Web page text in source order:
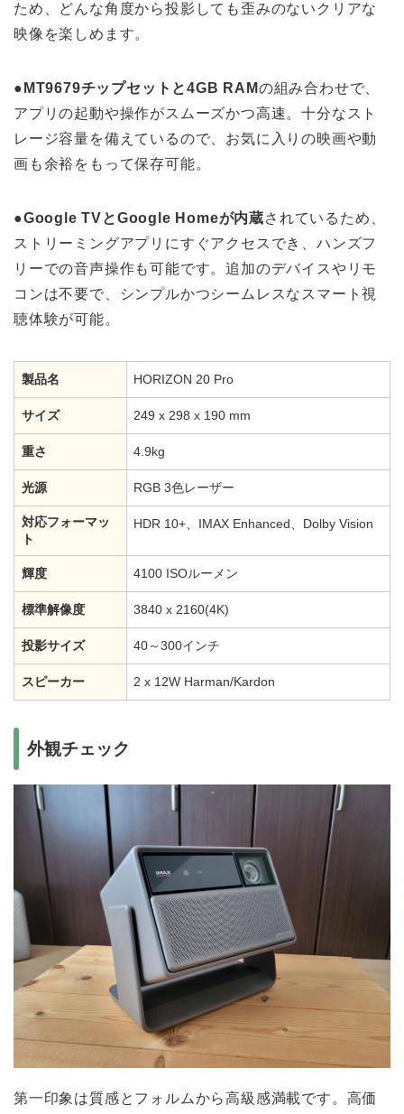
ため、どんな角度から投影しても歪みのないクリアな
映像を楽しめます。
●MT9679チップセットと4GB RAMの組み合わせで、
アプリの起動や操作がスムーズかつ高速。十分なスト
レージ容量を備えているので、お気に入りの映画や動
画も余裕をもって保存可能。
●Google TVとGoogle Homeが内蔵されているため、
ストリーミングアプリにすぐアクセスでき、ハンズフ
リーでの音声操作も可能です。追加のデバイスやリモ
コンは不要で、シンプルかつシームレスなスマート視
聴体験が可能。
製品名 HORIZON 20 Pro
サイズ 249 x 298 x 190 mm
重さ 4.9kg
光源 RGB 3色レーザー
対応フォーマッ
ト
HDR 10+、IMAX Enhanced、Dolby Vision
輝度 4100 ISOルーメン
標準解像度 3840 x 2160(4K)
投影サイズ 40～300インチ
スピーカー 2 x 12W Harman/Kardon
外観チェック
第一印象は質感とフォルムから高級感満載です。高価